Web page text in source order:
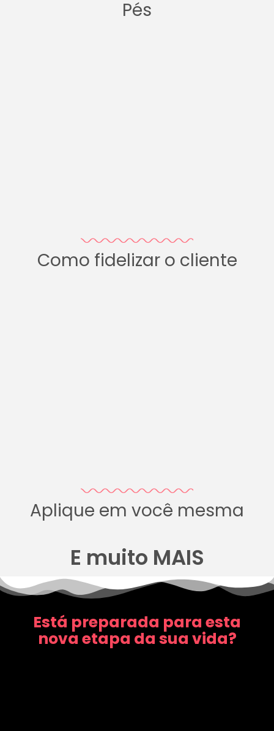
Pés
Como fidelizar o cliente
Aplique em você mesma
E muito MAIS
Está preparada para esta
nova etapa da sua vida?